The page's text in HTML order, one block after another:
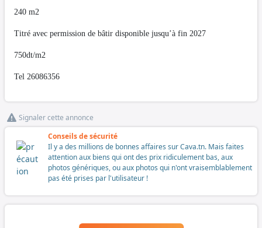
240 m2
Titré avec permission de bâtir disponible jusqu’à fin 2027
750dt/m2
Tel 26086356
Signaler cette annonce
Conseils de sécurité
Il y a des millions de bonnes affaires sur Cava.tn. Mais faites
attention aux biens qui ont des prix ridiculement bas, aux
photos génériques, ou aux photos qui n'ont vraisemblablement
pas été prises par l'utilisateur !